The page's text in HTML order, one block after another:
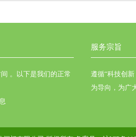
。以下是我们的正常
服务宗旨
遵循“科技创
为导向，为广